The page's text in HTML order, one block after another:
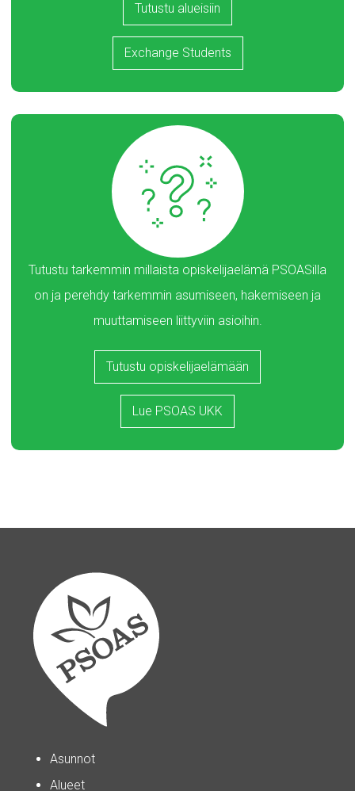
Tutustu alueisiin
Exchange Students
Tutustu tarkemmin millaista opiskelijaelämä PSOASilla
on ja perehdy tarkemmin asumiseen, hakemiseen ja
muuttamiseen liittyviin asioihin.
Tutustu opiskelijaelämään
Lue PSOAS UKK
Asunnot
Alueet